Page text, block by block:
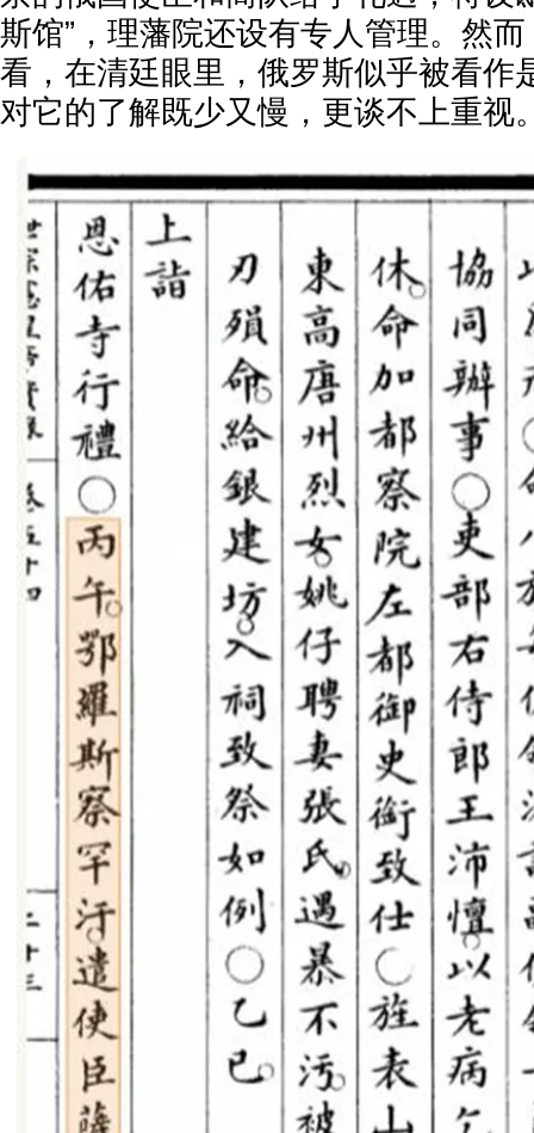
斯馆”，理藩院还设有专人管理。然
看，在清廷眼里，俄罗斯似乎被看作
对它的了解既少又慢，更谈不上重视